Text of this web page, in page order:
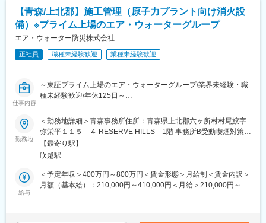
ています。近年は、事業領域を拡大すべく、医療・消火事業に力
をいれています。高圧ガス制御に関する技術力、培われた経験に
裏打ちされた高品質・高性能の製品は、信頼と評価を得ていま
す。こうしたクライアントからの信頼に応えるために、より一層
の安全性と信頼性を備えた、クライアントに満足してもらえる製
品の提供に努め、これからも「創造」と「挑戦」をキーワードに
安心・安全な社会づくりに貢献していきます。
変更の範囲：会社の定める業務
【青森/上北郡】施工管理（原子力プラント向け消火設
備）※プライム上場のエア・ウォーターグループ
エア・ウォーター防災株式会社
正社員 職種未経験歓迎 業種未経験歓迎
仕事内容
～東証プライム上場のエア・ウォーターグループ/業界未経験・職
種未経験歓迎/年休125日～
■業務内容：
・消火設備の施工管理業務を担当して頂きます。
■業務詳細：
・消火設備の施工管理
・客先との調整
・協力会社の管理
勤務地
＜勤務地詳細＞青森事務所住所：青森県上北郡六ヶ所村村尾鮫字
弥栄平１１５－４ RESERVE HILLS 1階 事務所B受動喫煙対策：
屋内全面禁煙変更の範囲：会社の定める事業所
【最寄り駅】
吹越駅
給与
＜予定年収＞400万円～800万円＜賃金形態＞月給制＜賃金内訳＞
月額（基本給）：210,000円～410,000円＜月給＞210,000円～